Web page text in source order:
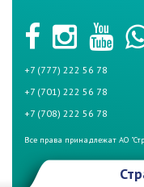
+7 (777) 222 56 78
+7 (701) 222 56 78
+7 (708) 222 56 78
Все права принадлежат АО